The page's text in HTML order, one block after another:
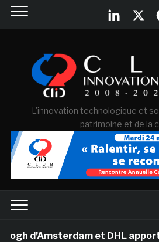
L'innovation technologique et
patrimoine et de la
d’Amsterdam et DHL